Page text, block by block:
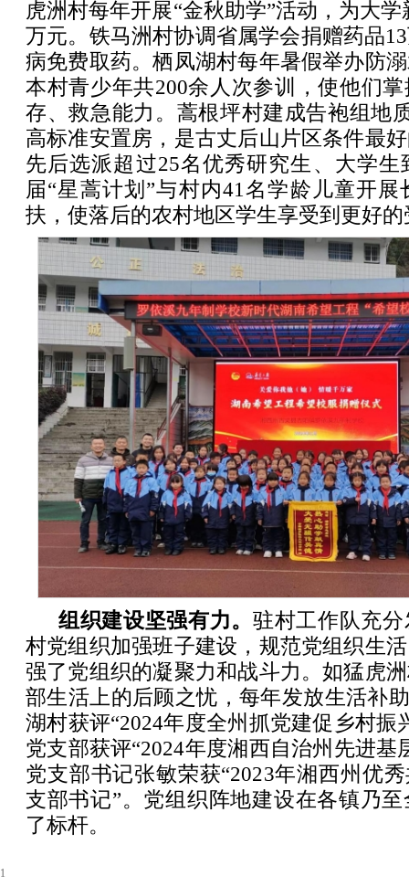
虎洲村每年开展“金秋助学”活动，为大
万元。铁马洲村协调省属学会捐赠药品
病免费取药。栖凤湖村每年暑假举办防
本村青少年共200余人次参训，使他们
存、救急能力。蒿根坪村建成告袍组地
高标准安置房，是古丈后山片区条件最
先后选派超过25名优秀研究生、大学
届“星蒿计划”与村内41名学龄儿童开
扶，使落后的农村地区学生享受到更好
组织建设坚强有力。 驻村工作队充
村党组织加强班子建设，规范党组织生
强了党组织的凝聚力和战斗力。如猛虎
部生活上的后顾之忧，每年发放生活补
湖村获评“2024年度全州抓党建促乡村振
党支部获评“2024年度湘西自治州先进基
党支部书记张敏荣获“2023年湘西州优
支部书记”。党组织阵地建设在各镇乃
了标杆。
1